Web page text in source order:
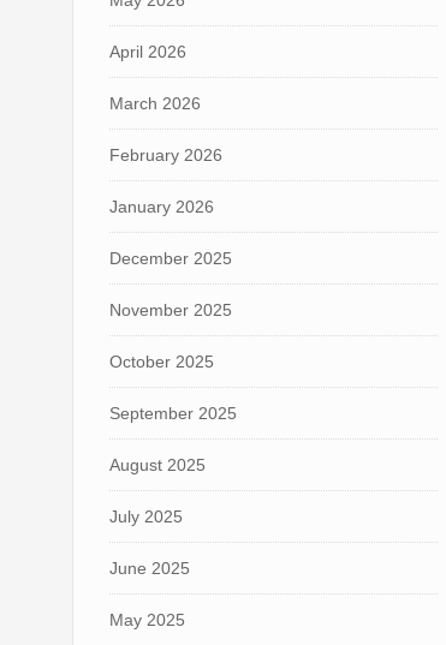
April 2026
March 2026
February 2026
January 2026
December 2025
November 2025
October 2025
September 2025
August 2025
July 2025
June 2025
May 2025